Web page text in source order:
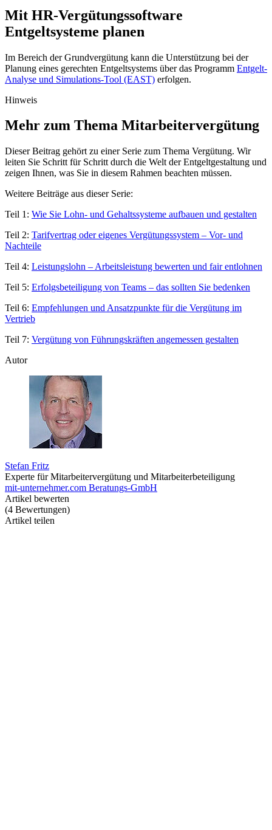
Mit HR-Vergütungssoftware
Entgeltsysteme planen
Im Bereich der Grundvergütung kann die Unterstützung bei der
Planung eines gerechten Entgeltsystems über das Programm Entgelt-
Analyse und Simulations-Tool (EAST) erfolgen.
Hinweis
Mehr zum Thema Mitarbeitervergütung
Dieser Beitrag gehört zu einer Serie zum Thema Vergütung. Wir
leiten Sie Schritt für Schritt durch die Welt der Entgeltgestaltung und
zeigen Ihnen, was Sie in diesem Rahmen beachten müssen.
Weitere Beiträge aus dieser Serie:
Teil 1: Wie Sie Lohn- und Gehaltssysteme aufbauen und gestalten
Teil 2: Tarifvertrag oder eigenes Vergütungssystem – Vor- und
Nachteile
Teil 4: Leistungslohn – Arbeitsleistung bewerten und fair entlohnen
Teil 5: Erfolgsbeteiligung von Teams – das sollten Sie bedenken
Teil 6: Empfehlungen und Ansatzpunkte für die Vergütung im
Vertrieb
Teil 7: Vergütung von Führungskräften angemessen gestalten
Autor
Stefan Fritz
Experte für Mitarbeitervergütung und Mitarbeiterbeteiligung
mit-unternehmer.com Beratungs-GmbH
Artikel bewerten
(4 Bewertungen)
Artikel teilen